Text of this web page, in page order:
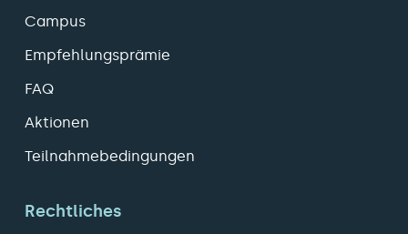
Campus
Empfehlungsprämie
FAQ
Aktionen
Teilnahmebedingungen
Rechtliches